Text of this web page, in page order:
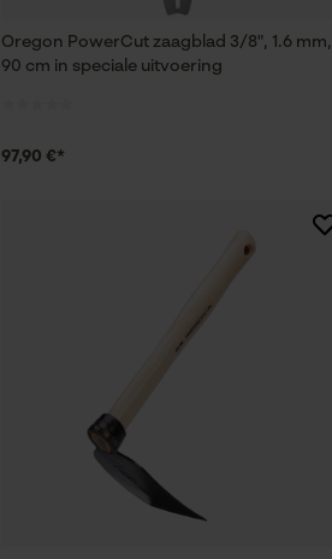
Oregon PowerCut zaagblad 3/8", 1.6 mm,
90 cm in speciale uitvoering
97,90 €*